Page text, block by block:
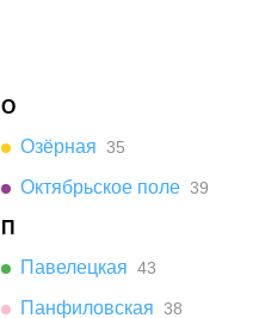
О
Озёрная 35
Октябрьское поле 39
П
Павелецкая 43
Панфиловская 38